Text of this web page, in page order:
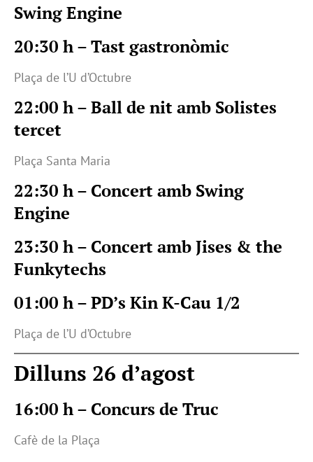
Swing Engine
20:30 h – Tast gastronòmic
Plaça de l’U d’Octubre
22:00 h – Ball de nit amb Solistes
tercet
Plaça Santa Maria
22:30 h – Concert amb Swing
Engine
23:30 h – Concert amb Jises & the
Funkytechs
01:00 h – PD’s Kin K-Cau 1/2
Plaça de l’U d’Octubre
Dilluns 26 d’agost
16:00 h – Concurs de Truc
Cafè de la Plaça